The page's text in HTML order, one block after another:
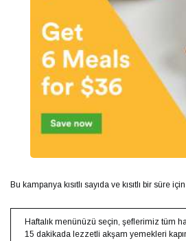
Bu kampanya kısıtlı sayıda ve kısıtlı bir süre
Haftalık menünüzü seçin, şeflerimiz tüm
15 dakikada lezzetli akşam yemekleri